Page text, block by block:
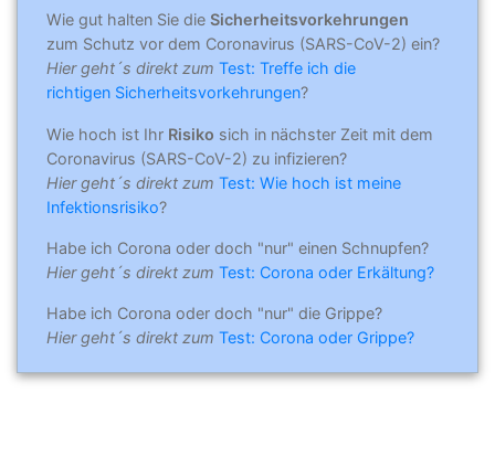
Wie gut halten Sie die Sicherheitsvorkehrungen
zum Schutz vor dem Coronavirus (SARS-CoV-2) ein?
Hier geht´s direkt zum Test: Treffe ich die
richtigen Sicherheitsvorkehrungen?
Wie hoch ist Ihr Risiko sich in nächster Zeit mit dem
Coronavirus (SARS-CoV-2) zu infizieren?
Hier geht´s direkt zum Test: Wie hoch ist meine
Infektionsrisiko?
Habe ich Corona oder doch "nur" einen Schnupfen?
Hier geht´s direkt zum Test: Corona oder Erkältung?
Habe ich Corona oder doch "nur" die Grippe?
Hier geht´s direkt zum Test: Corona oder Grippe?